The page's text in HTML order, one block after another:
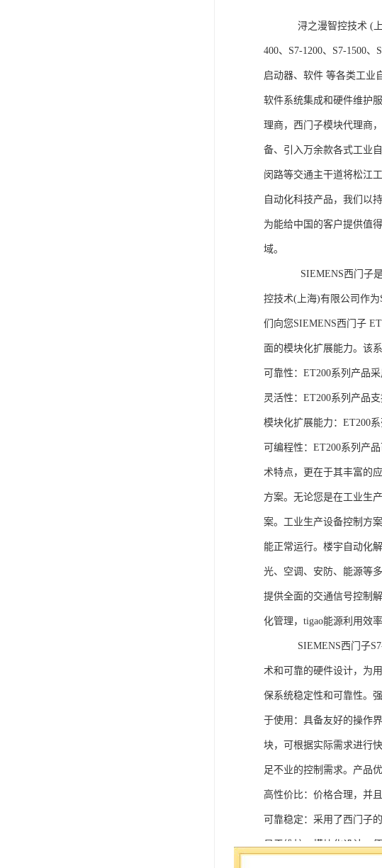
浔之漫智控技术 (上海)
400、S7-1200、S7-1500
启动器、软件 等各类工业
软件系统集成和硬件维护
理商，西门子模块代理商
备、引入万余款各式工业
闵路等交通主干道将松江
自动化科技产品，我们以
为能给中国的客户提供值
域。
SIEMENS西门子是工
控技术(上海)有限公司作
们向您SIEMENS西门子
面的模块化扩展能力。该
可靠性：ET200系列产品
灵活性：ET200系列产品
模块化扩展能力：ET200
可编程性：ET200系列产
术特点，更在于其丰富的
方案。无论您是在工业生
案。工业生产设备控制方
能正常运行。楼宇自动化
光、空调、安防、能源等
提供全面的交通信号控制
化管理，tigao能源利用效
SIEMENS西门子S7-
术和可靠的硬件设计，为
保系统稳定性和可靠性。
于使用：具备友好的操作
块，可根据实际需求进行
足不业的控制需求。产品
高性价比：价格合理，并
可靠稳定：采用了西门子
易于维护：模块化设计，